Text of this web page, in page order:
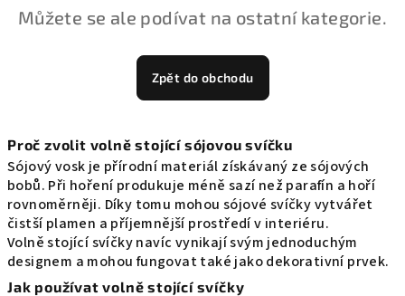
Můžete se ale podívat na ostatní kategorie.
Zpět do obchodu
Proč zvolit volně stojící sójovou svíčku
Sójový vosk je přírodní materiál získávaný ze sójových
bobů. Při hoření produkuje méně sazí než parafín a hoří
rovnoměrněji. Díky tomu mohou sójové svíčky vytvářet
čistší plamen a příjemnější prostředí v interiéru.
Volně stojící svíčky navíc vynikají svým jednoduchým
designem a mohou fungovat také jako dekorativní prvek.
Jak používat volně stojící svíčky